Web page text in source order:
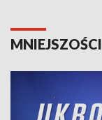
MNIEJSZOŚCI